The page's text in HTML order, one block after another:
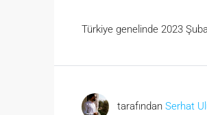
Türkiye genelinde 2023
tarafından Serhat